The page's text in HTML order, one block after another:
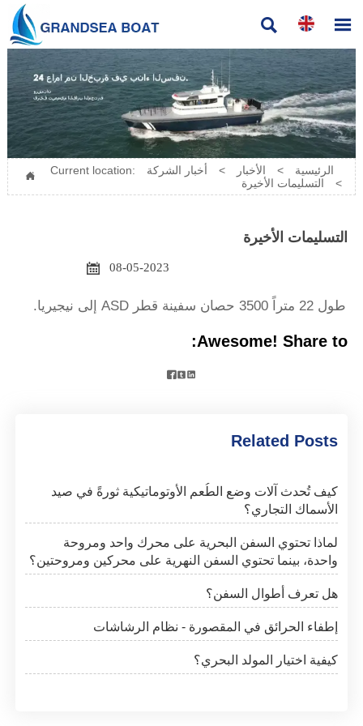
 
 Current location: الرئيسية > الأخبار >
أخبار الشركة
>
التسليمات الأخيرة
التسليمات الأخيرة

08-05-2023
طول 22 متراً 3500 حصان سفينة قطر ASD إلى نيجيريا.
Awesome! Share to:

Related Posts
كيف تُحدث آلات وضع الطُعم الأوتوماتيكية ثورةً في صيد
الأسماك التجاري؟
لماذا تحتوي السفن البحرية على محرك واحد ومروحة
واحدة، بينما تحتوي السفن النهرية على محركين ومروحتين؟
هل تعرف أطوال السفن؟
إطفاء الحرائق في المقصورة - نظام الرشاشات
كيفية اختيار المولد البحري؟